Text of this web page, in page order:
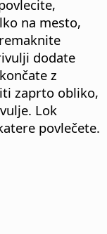
na mesto,
dodate
z
zaprto obliko,
Lok
povlečete.